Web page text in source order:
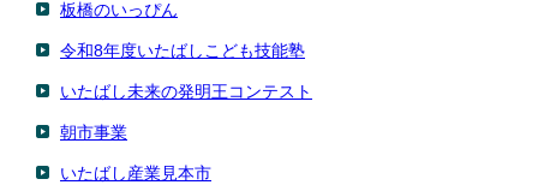
板橋のいっぴん
令和8年度いたばしこども技能塾
いたばし未来の発明王コンテスト
朝市事業
いたばし産業見本市